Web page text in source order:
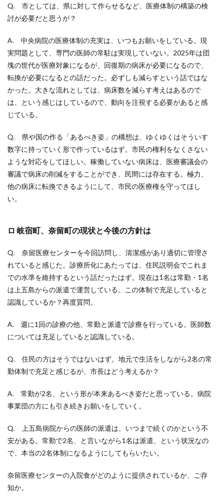
Q. 市としては、県に対して作らせるなど、医療体制の構築の検
討が必要だと思うが？
A. 中央病院の医療体制の充実は、いつもお願いをしている。現
実問題として、専門の医師の常駐は実現していない。2025年は団
塊の世代が医療対象になるが、回復期の病床が必要になるので、
転換が必要になるとの話だった。必ずしも減らすという話ではな
かった。大きな流れとしては、病床数を減らす考えはあるので
は、という感じはしているので、動向を注視する必要があると感
じている。
Q. 県や国の作る「あるべき姿」の構想は、ゆくゆくはそういす
数字に持っていく形で作っているはず。市民の権利をなくさない
ような対応をしてほしい。稼働していない病床は、医療審議会の
審議で病床の削減をすることができ、民間には存在する。極力、
他の病床に転換できるようにして、市民の医療権を守ってほし
い。
ロ 岐宿町、奈留町の現状と今後の方針は
Q. 奈留医療センターを今回訪問し、清潔感があり適切に管理さ
れていると感じた。診療所化にあたっては、住民説明会でこれま
での水準を維持するという話だったはず。現在は1名は常勤・1名
は上五島からの派遣で運営している。この体制で充足していると
認識しているか？再度質問。
A. 週に1回の診療の他、常勤と派遣で診療を行っている。医師数
については充足していると認識している。
Q. 住民の方はそうではないはず。地元で生活をしながら2名の常
勤体制で充足と感じるが、市長はどう考えるか？
A. 常勤が2名、という形が本来あるべき姿だと思っている。病院
事業団の方にも引き続きお願いをしていく。
Q. 上五島病院からの医師の派遣は、いつまで続くのかという不
安がある。常勤で2名、と言いながら1名は派遣、という状況なの
で、本当の2名体制になるようにしてもらいたい。
奈留医療センターの入院食がどのように提供されているか、ご存
知か。